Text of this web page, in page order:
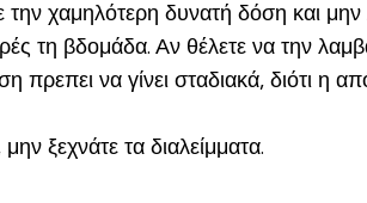
χαμηλότερη δυνατή δόση και μην
τη βδομάδα. Αν θέλετε να την
να γίνει σταδιακά, διότι η
ξεχνάτε τα διαλείμματα.